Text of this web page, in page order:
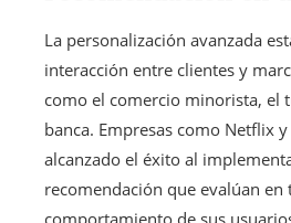
La personalización avanzada
interacción entre clientes y
como el comercio minorista, el
banca. Empresas como Netflix
alcanzado el éxito al
recomendación que evalúan en
comportamiento de sus